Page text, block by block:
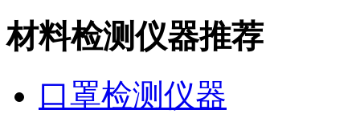
材料检测仪器推荐
口罩检测仪器